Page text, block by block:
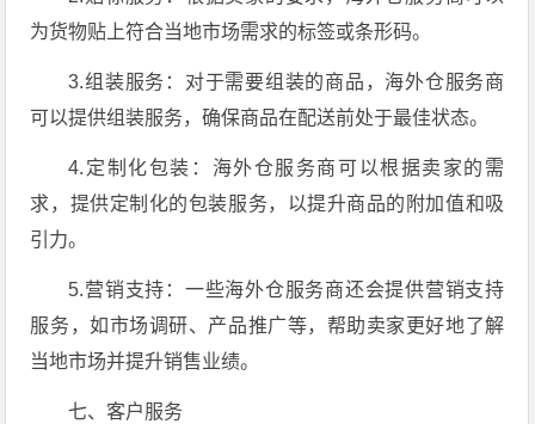
为货物贴上符合当地市场需求的标签或条形码。
3.组装服务：对于需要组装的商品，海外仓服务商
可以提供组装服务，确保商品在配送前处于最佳状态。
4.定制化包装：海外仓服务商可以根据卖家的需
求，提供定制化的包装服务，以提升商品的附加值和吸
引力。
5.营销支持：一些海外仓服务商还会提供营销支持
服务，如市场调研、产品推广等，帮助卖家更好地了解
当地市场并提升销售业绩。
七、客户服务